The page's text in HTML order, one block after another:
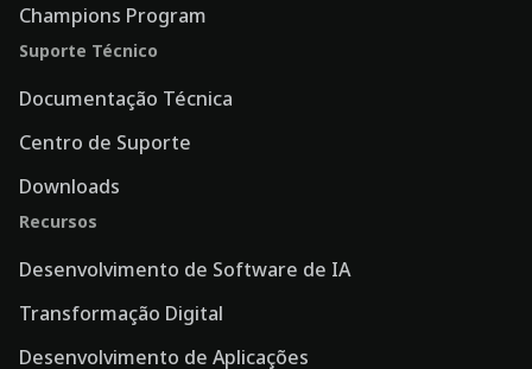
Champions Program
Suporte Técnico
Documentação Técnica
Centro de Suporte
Downloads
Recursos
Desenvolvimento de Software de IA
Transformação Digital
Desenvolvimento de Aplicações